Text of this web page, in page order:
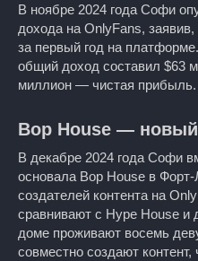
В ноябре 2024 года Софи
дохода на OnlyFans,
за первый год на
общий доход составил $63
миллион — чистая прибыль.
Bop House —
В декабре 2024 года Софи
основала Bop House в
создателей контента на
сравнивают с Hype House и
доме проживают восемь
совместно создают